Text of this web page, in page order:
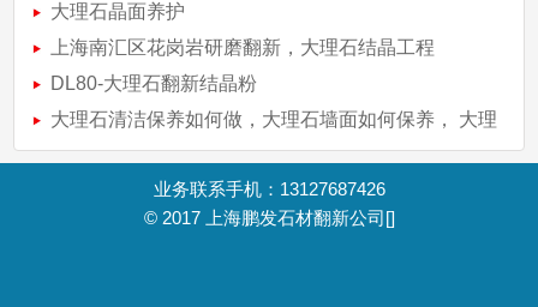
公司
大理石晶面养护
上海南汇区花岗岩研磨翻新，大理石结晶工程
DL80-大理石翻新结晶粉
大理石清洁保养如何做，大理石墙面如何保养， 大理
石地面又怎么保养呢？
业务联系手机：13127687426
© 2017
上海鹏发石材翻新公司[]